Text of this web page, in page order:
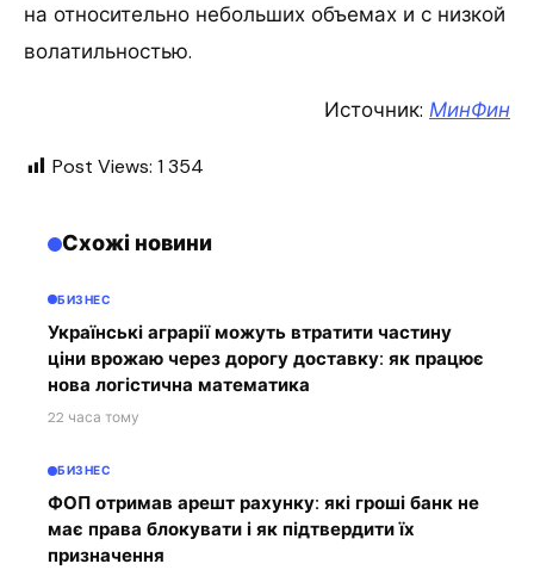
на относительно небольших объемах и с низкой
волатильностью.
Источник: МинФин
Post Views: 1 354
Схожі новини
БИЗНЕС
Українські аграрії можуть втратити частину
ціни врожаю через дорогу доставку: як працює
нова логістична математика
22 часа тому
БИЗНЕС
ФОП отримав арешт рахунку: які гроші банк не
має права блокувати і як підтвердити їх
призначення